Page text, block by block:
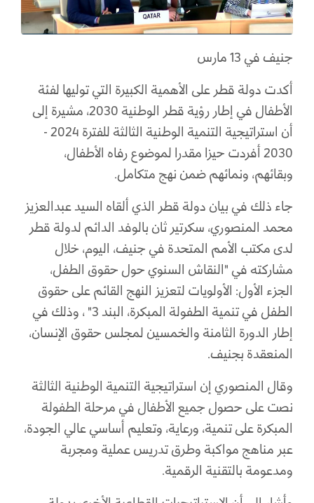
جنيف في 13 مارس
أكدت دولة قطر على الأهمية الكبيرة التي توليها لفئة
الأطفال في إطار رؤية قطر الوطنية 2030، مشيرة إلى
أن استراتيجية التنمية الوطنية الثالثة للفترة 2024 -
2030 أفردت حيزا مقدرا لموضوع رفاه الأطفال،
وبقائهم، ونمائهم ضمن نهج متكامل.
جاء ذلك في بيان دولة قطر الذي ألقاه السيد عبدالعزيز
محمد المنصوري، سكرتير ثان بالوفد الدائم لدولة قطر
لدى مكتب الأمم المتحدة في جنيف، اليوم، خلال
مشاركته في "النقاش السنوي حول حقوق الطفل،
الجزء الأول: الأولويات لتعزيز النهج القائم على حقوق
الطفل في تنمية الطفولة المبكرة، البند 3" ، وذلك في
إطار الدورة الثامنة والخمسين لمجلس حقوق الإنسان،
المنعقدة بجنيف.
وقال المنصوري إن استراتيجية التنمية الوطنية الثالثة
نصت على حصول جميع الأطفال في مرحلة الطفولة
المبكرة على تنمية، ورعاية، وتعليم أساسي عالي الجودة،
عبر مناهج مواكبة وطرق تدريس عملية ومجربة
ومدعومة بالتقنية الرقمية.